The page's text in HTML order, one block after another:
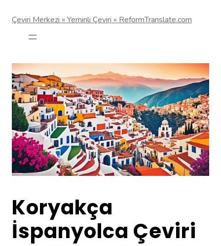
Çeviri Merkezi » Yeminli Çeviri » ReformTranslate.com
Koryakça
İspanyolca Çeviri